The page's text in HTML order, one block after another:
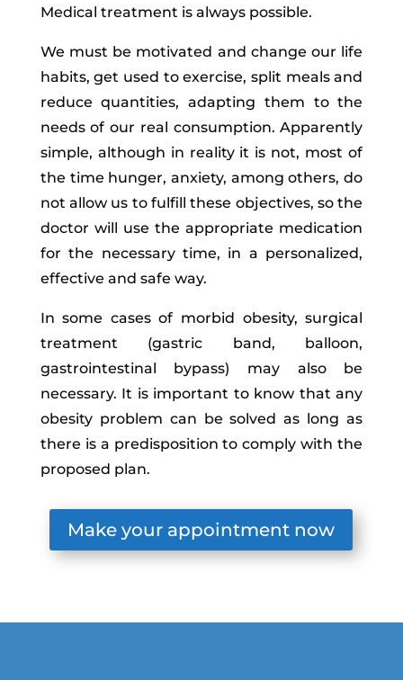
Medical treatment is always possible.
We must be motivated and change our life
habits, get used to exercise, split meals and
reduce quantities, adapting them to the
needs of our real consumption. Apparently
simple, although in reality it is not, most of
the time hunger, anxiety, among others, do
not allow us to fulfill these objectives, so the
doctor will use the appropriate medication
for the necessary time, in a personalized,
effective and safe way.
In some cases of morbid obesity, surgical
treatment (gastric band, balloon,
gastrointestinal bypass) may also be
necessary. It is important to know that any
obesity problem can be solved as long as
there is a predisposition to comply with the
proposed plan.
Make your appointment now